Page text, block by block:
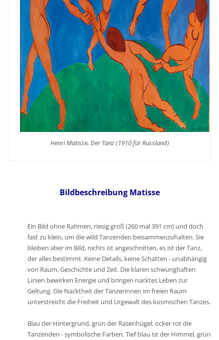
Henri Matisse, Der Tanz (1910 für Russland)
Bildbeschreibung Matisse
Ein Bild ohne Rahmen, riesig groß (260 mal 391 cm) und doch
fast zu klein, um die wild Tanzenden beisammenzuhalten. Sie
bleiben aber im Bild, nichts ist angeschnitten, es ist der Tanz,
der alles bestimmt. Keine Details, keine Schatten - unabhängig
von Raum, Geschichte und Zeit. Die klaren schwunghaften
Linien bewirken Energie und bringen nacktes Leben zur
Geltung. Die Nacktheit der Tänzerinnen im freien Raum
unterstreicht die Freiheit und Urgewalt des kosmischen Tanzes.
Blau der Hintergrund, grün der Rasenhügel, ocker rot die
Tanzenden - symbolische Farben. Tief blau ist der Himmel, grün